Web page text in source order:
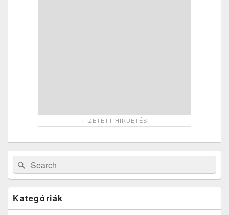
Search
for:
Search
Kategóriák